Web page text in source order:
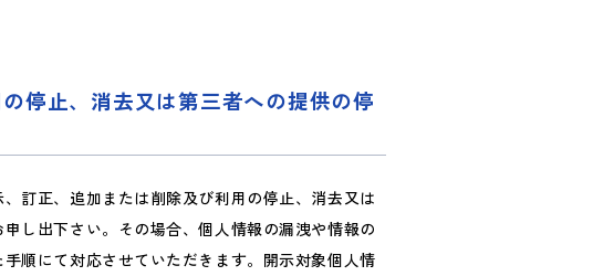
停止、消去又は第三者への提供の停
訂正、追加または削除及び利用の停止、消去又は
し出下さい。その場合、個人情報の漏洩や情報の
順にて対応させていただきます。開示対象個人情